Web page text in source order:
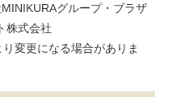
グループ・ブラザ
株式会社
変更になる場合がありま